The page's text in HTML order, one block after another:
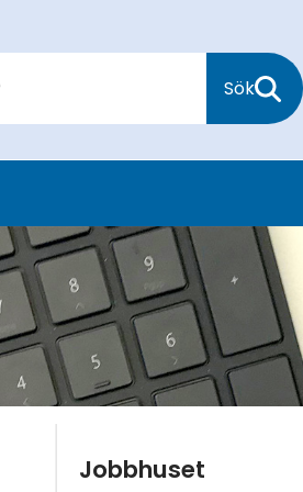
Sök
Jobbhuset